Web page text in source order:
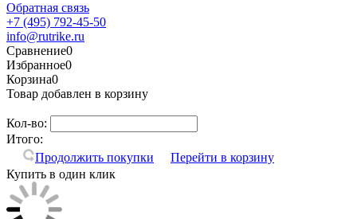
Обратная связь
+7 (495) 792-45-50
info@rutrike.ru
Сравнение0
Избранное0
Корзина0
Товар добавлен в корзину
Кол-во:
Итого:
Продолжить покупки
Перейти в корзину
Купить в один клик